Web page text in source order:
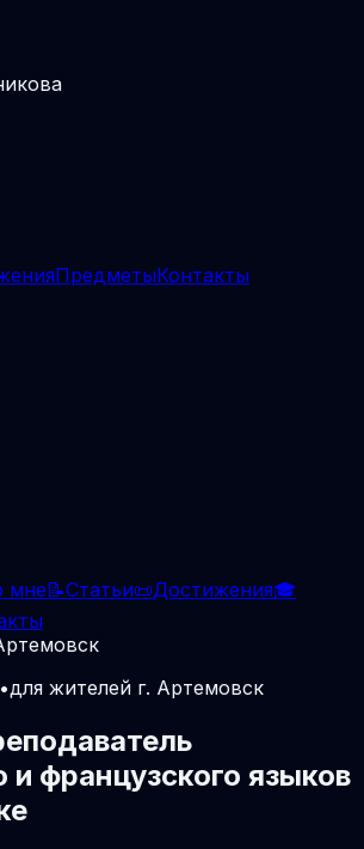
ПредметыКонтакты
мне📝Статьи📜Достижения🎓
•для жителей г. Артемовск
и французского языков